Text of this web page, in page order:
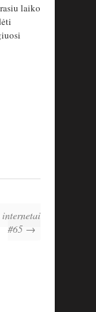
laiko
#65 →